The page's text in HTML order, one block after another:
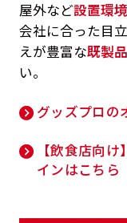
屋外など設置環
会社に合った目
えが豊富な既製
い。
グッズプロの
【飲食店向
インはこちら